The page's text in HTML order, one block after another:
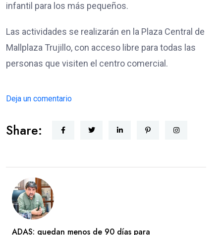
infantil para los más pequeños.
Las actividades se realizarán en la Plaza Central de
Mallplaza Trujillo, con acceso libre para todas las
personas que visiten el centro comercial.
Deja un comentario
Share:
ADAS: quedan menos de 90 días para